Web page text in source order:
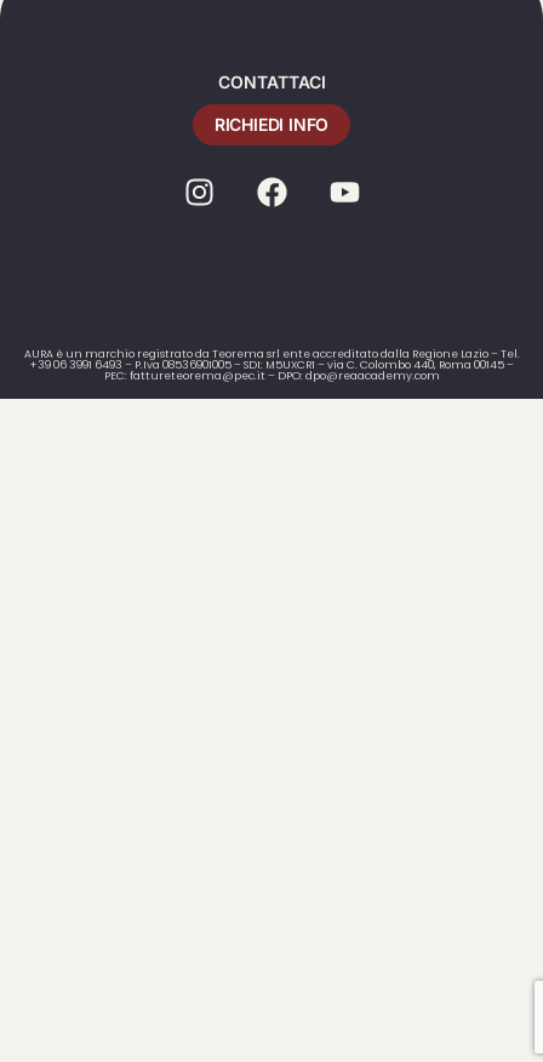
CONTATTACI
RICHIEDI INFO
AURA è un marchio registrato da Teorema srl ente accreditato dalla Regione Lazio – Tel.
+39 06 3991 6493 – P.Iva 08536901005 – SDI: M5UXCR1 – via C. Colombo 440, Roma 00145 –
PEC: fattureteorema@pec.it – DPO: dpo@reaacademy.com